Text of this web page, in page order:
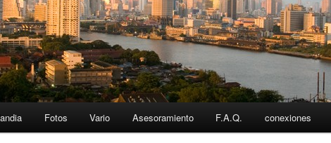
Fotos Vario Asesoramiento F.A.Q. conexiones